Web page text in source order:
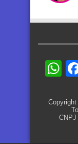
CNPJ